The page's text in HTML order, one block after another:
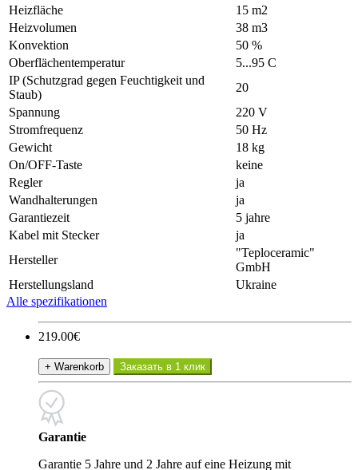
Heizfläche
15 m2
Heizvolumen
38 m3
Konvektion
50 %
Oberflächentemperatur
5...95 С
IP (Schutzgrad gegen Feuchtigkeit und
Staub)
20
Spannung
220 V
Stromfrequenz
50 Hz
Gewicht
18 kg
On/OFF-Taste
keine
Regler
ja
Wandhalterungen
ja
Garantiezeit
5 jahre
Kabel mit Stecker
ja
Hersteller
"Teploceramic"
GmbH
Herstellungsland
Ukraine
Alle spezifikationen
219.00€
+ Warenkorb Заказать в 1 клик
Garantie
Garantie 5 Jahre und 2 Jahre auf eine Heizung mit